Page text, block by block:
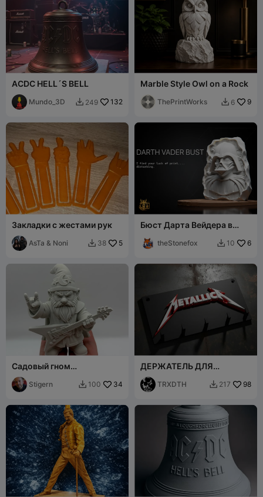
ACDC HELL´S BELL
Mundo_3D  249 132
Marble Style Owl on a Rock
ThePrintWorks  6 9
Закладки с жестами рук
AsTa & Noni  38 5
Бюст Дарта Вейдера в
превращение камня в
theStonefox  10 6
Садовый гном
Риффкастер
Stigern  100 34
ДЕРЖАТЕЛЬ ДЛЯ
КЛЮЧЕЙ METALLICA
TRXDTH  217 98